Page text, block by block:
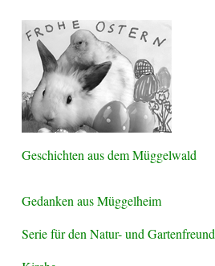
Geschichten aus dem Müggelwald
Gedanken aus Müggelheim
Serie für den Natur- und Gartenfreund